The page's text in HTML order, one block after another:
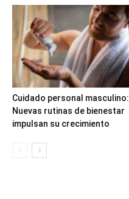
Cuidado personal masculino:
Nuevas rutinas de bienestar
impulsan su crecimiento